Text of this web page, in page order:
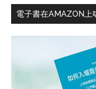
電子書在AMAZON上